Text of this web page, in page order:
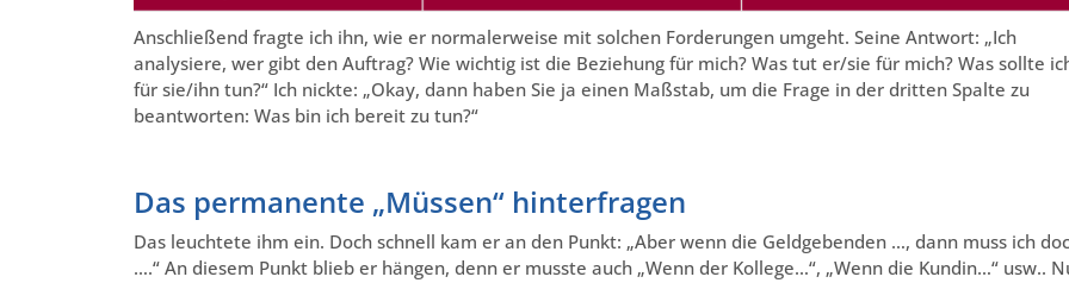
Anschließend fragte ich ihn, wie er normalerweise mit solchen Forderungen umgeht. Seine Antwort: „Ich
analysiere, wer gibt den Auftrag? Wie wichtig ist die Beziehung für mich? Was tut er/sie für mich? Was sollte
für sie/ihn tun?“ Ich nickte: „Okay, dann haben Sie ja einen Maßstab, um die Frage in der dritten Spalte zu
beantworten: Was bin ich bereit zu tun?“
Das permanente „Müssen“ hinterfragen
Das leuchtete ihm ein. Doch schnell kam er an den Punkt: „Aber wenn die Geldgebenden …, dann muss ich
….“ An diesem Punkt blieb er hängen, denn er musste auch „Wenn der Kollege…“, „Wenn die Kundin…“ usw..